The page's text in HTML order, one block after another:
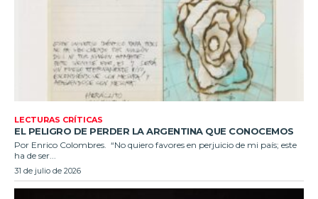
LECTURAS CRÍTICAS
EL PELIGRO DE PERDER LA ARGENTINA QUE CONOCEMOS
Por Enrico Colombres. “No quiero favores en perjuicio de mi país; este
ha de ser...
31 de julio de 2026